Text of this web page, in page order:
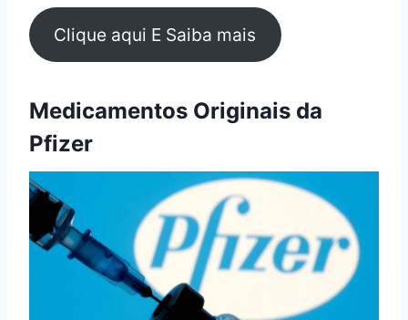
Clique aqui E Saiba mais
Medicamentos Originais da
Pfizer